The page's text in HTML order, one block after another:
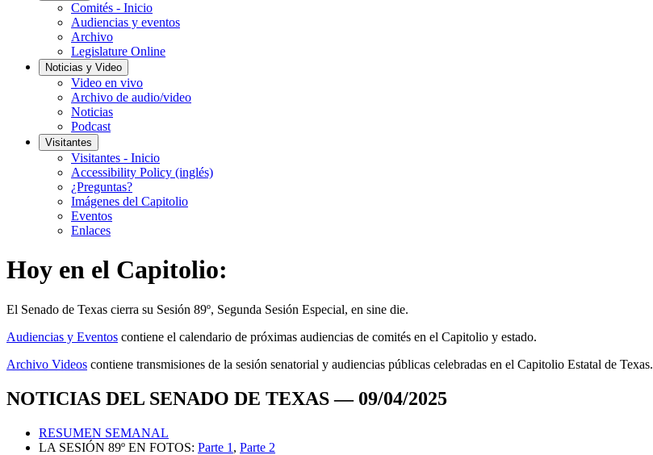
Comités - Inicio
Audiencias y eventos
Archivo
Legislature Online
Noticias y Video
Video en vivo
Archivo de audio/video
Noticias
Podcast
Visitantes
Visitantes - Inicio
Accessibility Policy (inglés)
¿Preguntas?
Imágenes del Capitolio
Eventos
Enlaces
Hoy en el Capitolio:
El Senado de Texas cierra su Sesión 89º, Segunda Sesión Especial, en sine die.
Audiencias y Eventos contiene el calendario de próximas audiencias de comités en el Capitolio y estado.
Archivo Videos contiene transmisiones de la sesión senatorial y audiencias públicas celebradas en el Capitolio Estatal de Texas.
NOTICIAS DEL SENADO DE TEXAS — 09/04/2025
RESUMEN SEMANAL
LA SESIÓN 89º EN FOTOS: Parte 1 , Parte 2